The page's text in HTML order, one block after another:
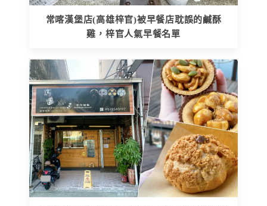
常喀漢堡店(高雄梓官)被早餐店耽誤的鹹酥
雞，梓官人氣早餐名單